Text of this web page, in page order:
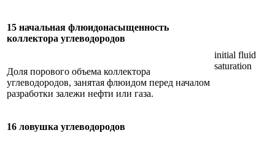
15 начальная флюидонасыщенность
коллектора углеводородов
initial fluid
saturation
Доля порового объема коллектора
углеводородов, занятая флюидом перед началом
разработки залежи нефти или газа.
16 ловушка углеводородов